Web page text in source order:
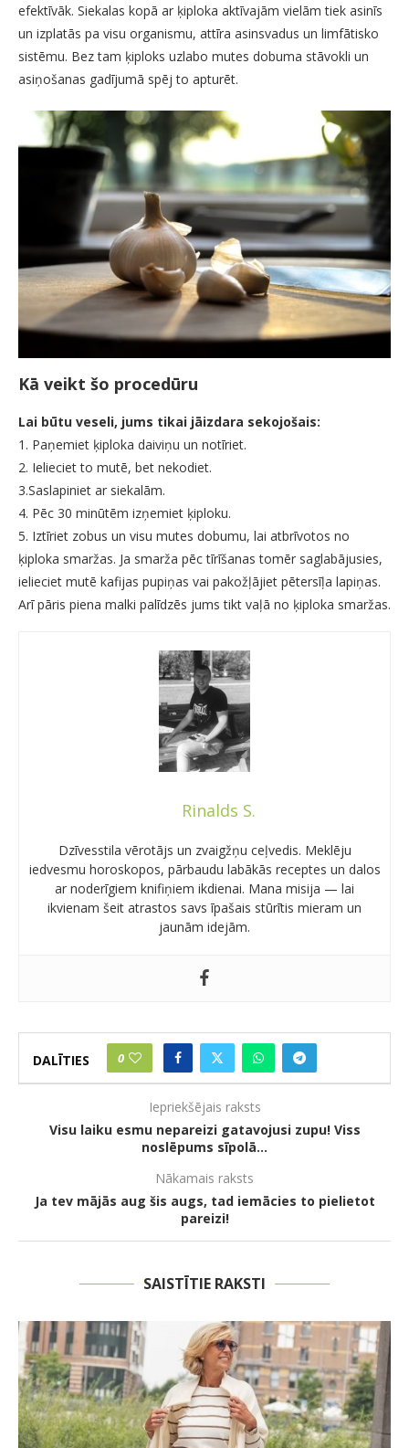
efektīvāk. Siekalas kopā ar ķiploka aktīvajām vielām tiek asinīs
un izplatās pa visu organismu, attīra asinsvadus un limfātisko
sistēmu. Bez tam ķiploks uzlabo mutes dobuma stāvokli un
asiņošanas gadījumā spēj to apturēt.
Kā veikt šo procedūru
Lai būtu veseli, jums tikai jāizdara sekojošais:
1. Paņemiet ķiploka daiviņu un notīriet.
2. Ielieciet to mutē, bet nekodiet.
3.Saslapiniet ar siekalām.
4. Pēc 30 minūtēm izņemiet ķiploku.
5. Iztīriet zobus un visu mutes dobumu, lai atbrīvotos no
ķiploka smaržas. Ja smarža pēc tīrīšanas tomēr saglabājusies,
ielieciet mutē kafijas pupiņas vai pakožļājiet pētersīļa lapiņas.
Arī pāris piena malki palīdzēs jums tikt vaļā no ķiploka smaržas.
Rinalds S.
Dzīvesstila vērotājs un zvaigžņu ceļvedis. Meklēju
iedvesmu horoskopos, pārbaudu labākās receptes un dalos
ar noderīgiem knifiņiem ikdienai. Mana misija — lai
ikvienam šeit atrastos savs īpašais stūrītis mieram un
jaunām idejām.
DALĪTIES 0
Iepriekšējais raksts
Visu laiku esmu nepareizi gatavojusi zupu! Viss
noslēpums sīpolā…
Nākamais raksts
Ja tev mājās aug šis augs, tad iemācies to pielietot
pareizi!
SAISTĪTIE RAKSTI